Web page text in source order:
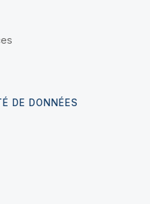
DE DONNÉES